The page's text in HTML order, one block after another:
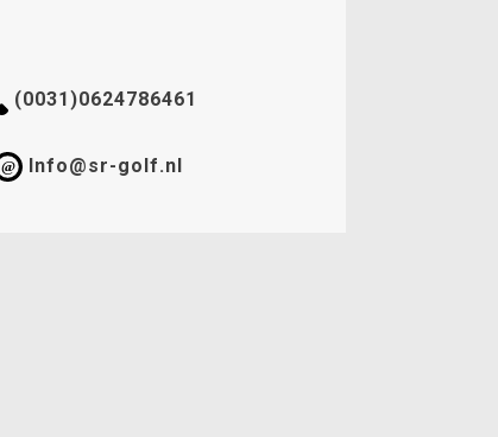
(0031)0624786461
@ Info@sr-golf.nl